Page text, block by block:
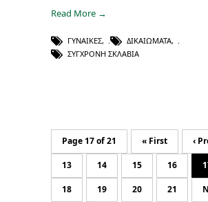
Read More →
ΓΥΝΑΊΚΕΣ, ΔΙΚΑΙΏΜΑΤΑ,
ΣΎΓΧΡΟΝΗ ΣΚΛΑΒΙΆ
Page 17 of 21 « First ‹
13 14 15 16
18 19 20 21